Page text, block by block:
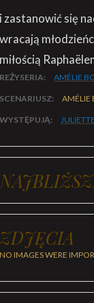
i zastanowić się
wracają
miłością
REŻYSERIA: AMÉLIE
SCENARIUSZ: AMÉLIE
WYSTĘPUJĄ:
ZDJĘCIA
NO IMAGES WERE